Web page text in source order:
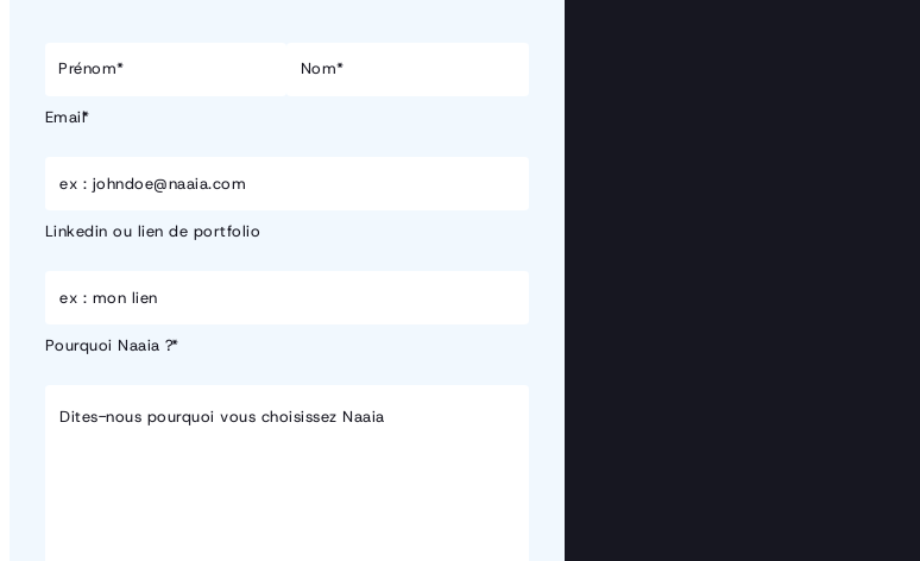
Prénom* Nom*
Email
Linkedin ou lien de portfolio
Pourquoi Naaia ?